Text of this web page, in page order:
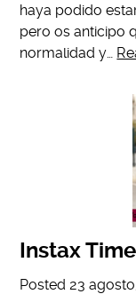
haya podido
pero os anticipo
normalidad y…
Instax Time
Posted23